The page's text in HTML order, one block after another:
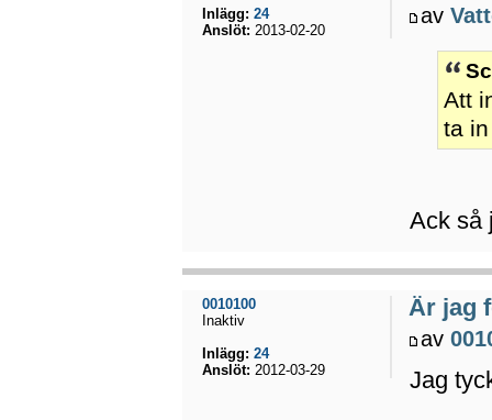
av
Att
ta
Ack så
Inlägg: 24
Anslöt: 2013-02-20
Är jag
av
Jag
0010100
Inaktiv
Inlägg: 24
Anslöt: 2012-03-29